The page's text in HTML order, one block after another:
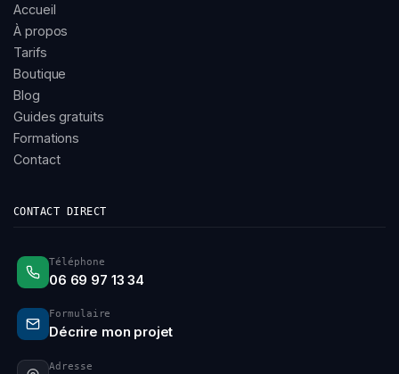
Accueil
À propos
Tarifs
Boutique
Blog
Guides gratuits
Formations
Contact
CONTACT DIRECT
Téléphone
06 69 97 13 34
Formulaire
Décrire mon projet
Adresse